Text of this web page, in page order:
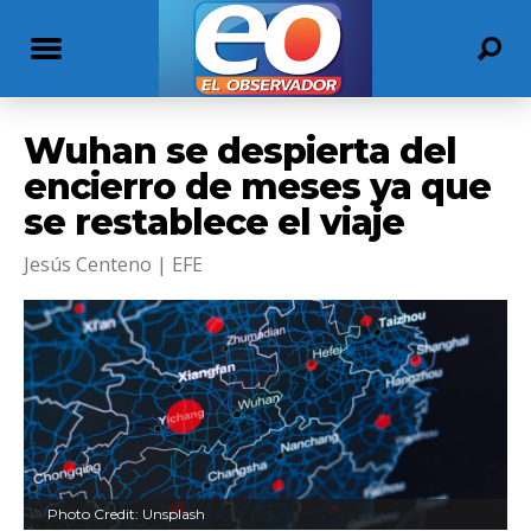
Wuhan se despierta del
encierro de meses ya que
se restablece el viaje
Jesús Centeno | EFE
Photo Credit: Unsplash